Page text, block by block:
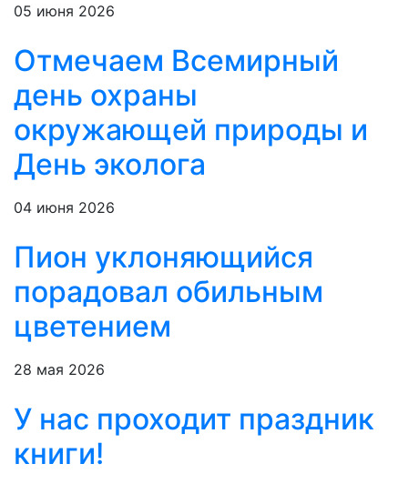
05 июня 2026
Отмечаем Всемирный
день охраны
окружающей природы и
День эколога
04 июня 2026
Пион уклоняющийся
порадовал обильным
цветением
28 мая 2026
У нас проходит праздник
книги!